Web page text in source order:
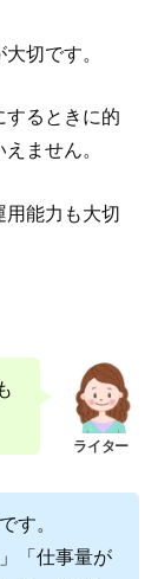
切です。
するときに的
ません。
用能力も大切
す。
「仕事量が